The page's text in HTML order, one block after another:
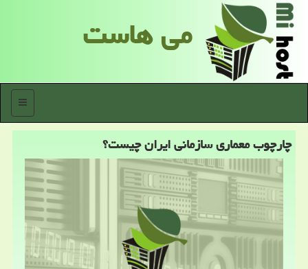
می هاست
منو
چارچوب معماری سازمانی ایران چیست؟